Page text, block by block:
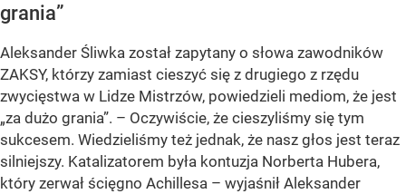
grania”
Aleksander Śliwka został zapytany o słowa zawodników
ZAKSY, którzy zamiast cieszyć się z drugiego z rzędu
zwycięstwa w Lidze Mistrzów, powiedzieli mediom, że jest
„za dużo grania”. – Oczywiście, że cieszyliśmy się tym
sukcesem. Wiedzieliśmy też jednak, że nasz głos jest teraz
silniejszy. Katalizatorem była kontuzja Norberta Hubera,
który zerwał ścięgno Achillesa – wyjaśnił Aleksander